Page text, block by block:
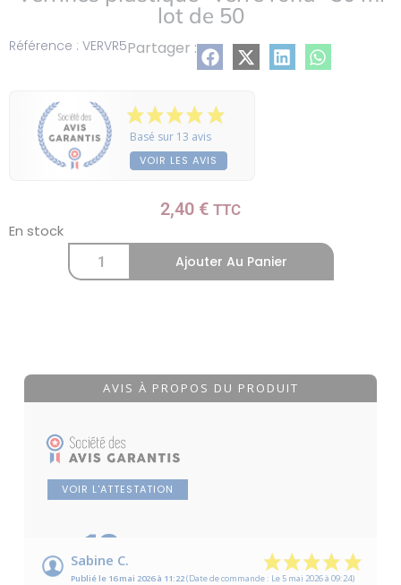
Référence : VERVR5Partager :
lot de 50
Basé sur 13 avis
VOIR LES AVIS
2,40 € TTC
En stock
Ajouter Au Panier
AVIS À PROPOS DU PRODUIT
VOIR L'ATTESTATION
10/10
Sabine C.
Publié le 16 mai 2026 à 11:22(Date de commande : Le 5 mai 2026 à 09:24)